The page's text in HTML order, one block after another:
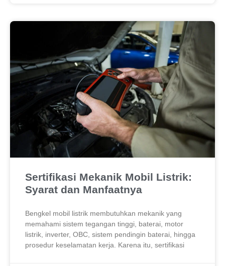
Sertifikasi Mekanik Mobil Listrik:
Syarat dan Manfaatnya
Bengkel mobil listrik membutuhkan mekanik yang
memahami sistem tegangan tinggi, baterai, motor
listrik, inverter, OBC, sistem pendingin baterai, hingga
prosedur keselamatan kerja. Karena itu, sertifikasi